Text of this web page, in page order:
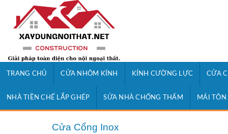
content
TRANG CHỦ CỬA NHÔM KÍNH KÍNH CƯỜNG LỰC CỬA
NHÀ TIỀN CHẾ LẮP GHÉP SỬA NHÀ CHỐNG THẤM MÁI TÔN
Cửa Cổng Inox